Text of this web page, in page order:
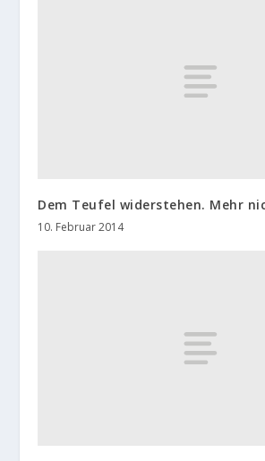
Dem Teufel widerstehen. Mehr
10. Februar 2014